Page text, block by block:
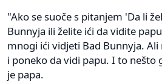
"Ako se suoče s pitanjem 'Da li
Bunnyja ili želite ići da vidite
mnogi ići vidjeti Bad Bunnyja.
i poneko da vidi papu. I to nešto
je papa.